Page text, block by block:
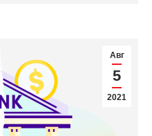
Авг
5
2021